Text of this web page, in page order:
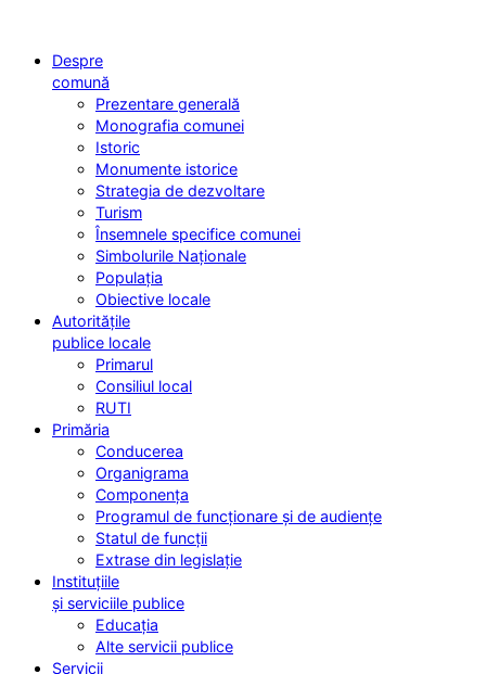
Despre
comună
Prezentare generală
Monografia comunei
Istoric
Monumente istorice
Strategia de dezvoltare
Turism
Însemnele specifice comunei
Simbolurile Naționale
Populația
Obiective locale
Autoritățile
publice locale
Primarul
Consiliul local
RUTI
Primăria
Conducerea
Organigrama
Componența
Programul de funcționare și de audiențe
Statul de funcții
Extrase din legislație
Instituțiile
și serviciile publice
Educația
Alte servicii publice
Servicii